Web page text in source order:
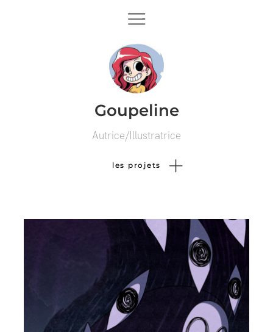
Goupeline
Autrice/Illustratrice
les projets